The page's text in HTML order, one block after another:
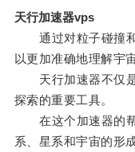
天行加速器vps
通过对粒子碰撞和
以更加准确地理解宇
天行加速器不仅是
探索的重要工具。
在这个加速器的帮
系、星系和宇宙的形